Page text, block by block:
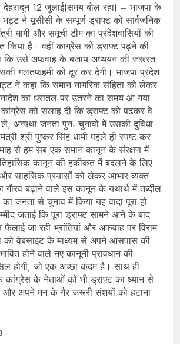
देहरादून 12 जुलाई(समय बोल रहा) – भाजपा के
ने यूसीसी के सम्पूर्ण ड्राफ्ट को सार्वजनिक
धामी और समूची टीम का प्रदेशवासियों की
किया है। वहीं कांग्रेस को ड्राफ्ट पढ़ने की
कि उसे अफवाह के बजाय अध्ययन की जरूरत
गलतफहमी को दूर कर देगी। भाजपा प्रदेश
ने कहा कि समान नागरिक संहिता को लेकर
का धरातल पर उतरने का समय आ गया
को सलाह दी कि ड्राफ्ट को पढ़कर वे
अन्यथा जनता पुनः चुनावों में उसकी दुविधा
श्री पुष्कर सिंह धामी पहले ही स्पष्ट कर
से हम सब एक समान कानून के संरक्षण में
कानून की हकीकत में बदलने के लिए
साहसिक प्रयासों को लेकर आभार व्यक्त
गौरव बढ़ाने वाले इस कानून के यथार्थ में तब्दील
जनता से चुनाव में किया यह वादा पूरा हो
जताई कि पूरा ड्राफ्ट सामने आने के बाद
जा रही भ्रांतियां और अफवाह पर विराम
को वेबसाइट के माध्यम से अपने आसपास की
होने वाले नए कानूनी प्रावधान की
होगी, जो एक अच्छा कदम है। साथ ही
कांग्रेस के नेताओं को भी ड्राफ्ट का ध्यान से
और अपने मन के गैर जरूरी संशयों को हटाना